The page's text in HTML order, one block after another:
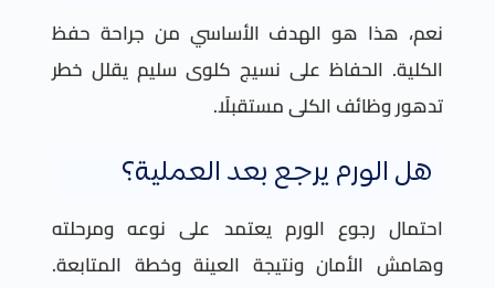
نعم، هذا هو الهدف الأساسي من جراحة حفظ
الكلية. الحفاظ على نسيج كلوى سليم يقلل خطر
تدهور وظائف الكلى مستقبلًا.
هل الورم يرجع بعد العملية؟
احتمال رجوع الورم يعتمد على نوعه ومرحلته
وهامش الأمان ونتيجة العينة وخطة المتابعة.